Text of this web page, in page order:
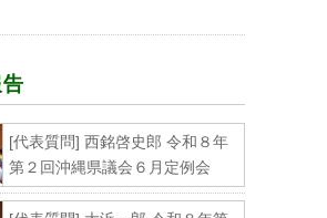
[代表質問] 西銘啓史郎 令和８年
第２回沖縄県議会６月定例会